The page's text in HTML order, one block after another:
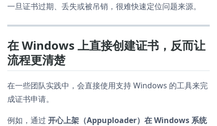
一旦证书过期、丢失或被吊销，很难快速定位问题来源。
在 Windows 上直接创建证书，反而让
流程更清楚
在一些团队实践中，会直接使用支持 Windows 的工具来完
成证书申请。
例如，通过 开心上架（Appuploader）在 Windows 系统